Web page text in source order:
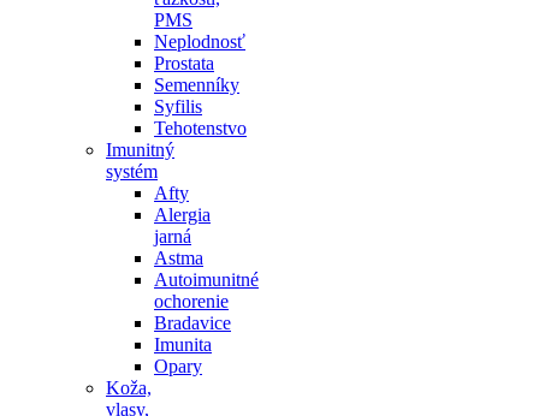
PMS
Neplodnosť
Prostata
Semenníky
Syfilis
Tehotenstvo
Imunitný
systém
Afty
Alergia
jarná
Astma
Autoimunitné
ochorenie
Bradavice
Imunita
Opary
Koža,
vlasy,